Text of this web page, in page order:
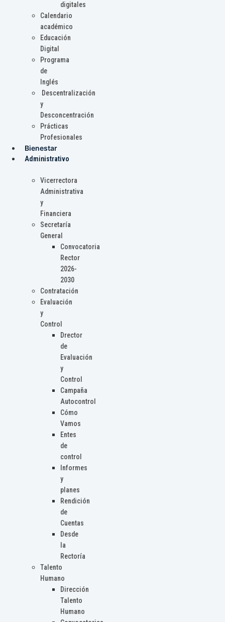
digitales
Calendario
académico
Educación
Digital
Programa
de
Inglés
Descentralización
y
Desconcentración
Prácticas
Profesionales
Bienestar
Administrativo
Vicerrectora
Administrativa
y
Financiera
Secretaría
General
Convocatoria
Rector
2026-
2030
Contratación
Evaluación
y
Control
Drector
de
Evaluación
y
Control
Campaña
Autocontrol
Cómo
Vamos
Entes
de
control
Informes
y
planes
Rendición
de
Cuentas
Desde
la
Rectoría
Talento
Humano
Dirección
Talento
Humano